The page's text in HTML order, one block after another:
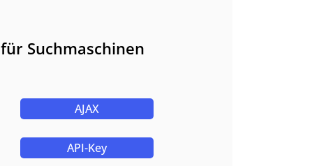
Suchmaschinen
AJAX
API-Key